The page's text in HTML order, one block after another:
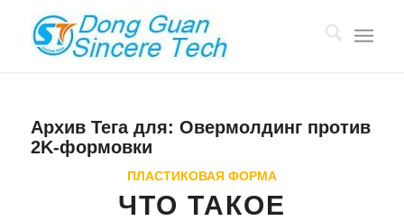
Архив Тега для: Овермолдинг против
2K-формовки
ПЛАСТИКОВАЯ ФОРМА
ЧТО ТАКОЕ